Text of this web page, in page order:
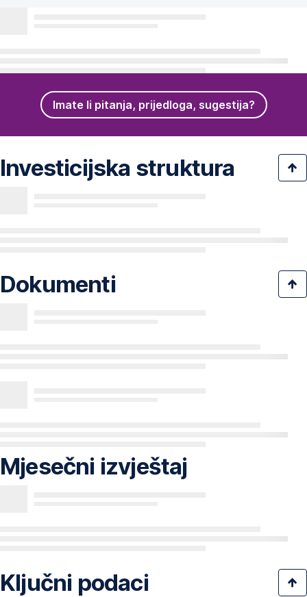
Imate li pitanja, prijedloga, sugestija?
Investicijska struktura
Dokumenti
Mjesečni izvještaj
Ključni podaci